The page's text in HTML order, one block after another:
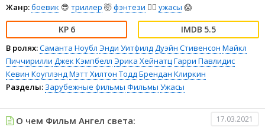
Жанр:боевик 😎 триллер 🤯фэнтези 🧝‍♂️ ужасы 😱
6 5.5
В ролях:Саманта Ноубл Энди УитфилдДуэйн Стивенсон Майкл
Пиччирилли Джек Кэмпбелл Эрика ХейнатцГарри Павлидис
Кевин КоуплэндМэтт Хилтон ТоддБрендан Клиркин
Разделы: Зарубежные фильмы Фильмы Ужасы
О чем Фильм Ангел света: 17.03.2021